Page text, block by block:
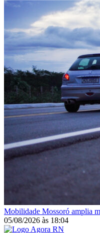
Mobilidade Mossoró amplia
05/08/2026 às 18:04